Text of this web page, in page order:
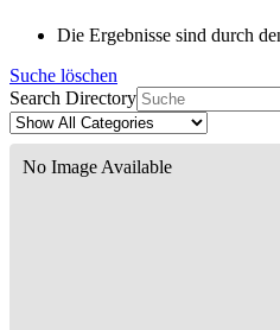
Die Ergebnisse sind durch
Suche löschen
Search Directory
No Image Available